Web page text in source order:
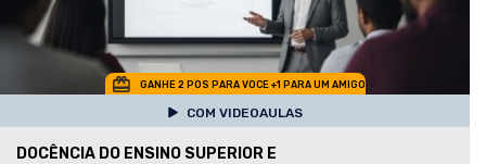
GANHE 2 POS PARA VOCE +1 PARA UM AMIGO
COM VIDEOAULAS
DOCÊNCIA DO ENSINO SUPERIOR E